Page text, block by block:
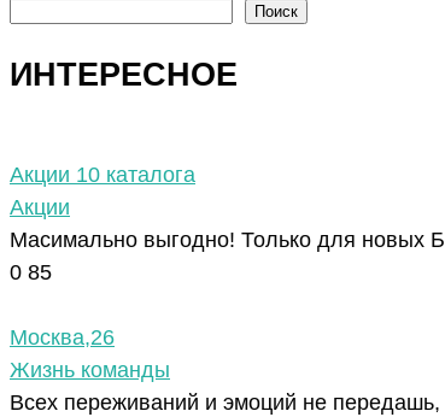
Поиск
ИНТЕРЕСНОЕ
Акции 10 каталога
Акции
Масимально выгодно! Только для новых
0 85
Москва,26
Жизнь команды
Всех переживаний и эмоций не